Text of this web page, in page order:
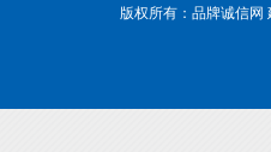
版权所有：品牌诚信